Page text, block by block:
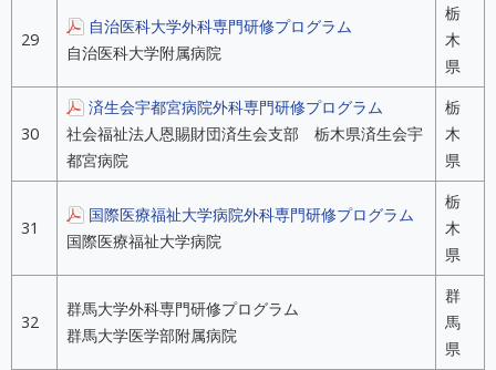
29
自治医科大学外科専門研修プログラム
自治医科大学附属病院
栃
木
県
30
済生会宇都宮病院外科専門研修プログラム
社会福祉法人恩賜財団済生会支部 栃木県済生会宇
都宮病院
栃
木
県
31
国際医療福祉大学病院外科専門研修プログラム
国際医療福祉大学病院
栃
木
県
32
群馬大学外科専門研修プログラム
群馬大学医学部附属病院
群
馬
県